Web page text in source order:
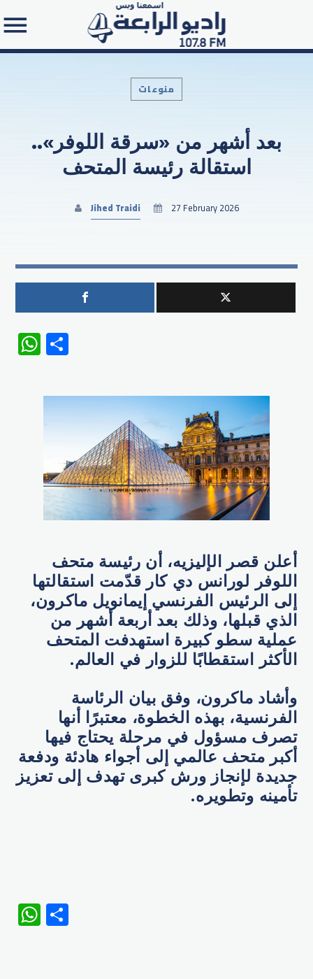
Search in the website:
منوعات
بعد أشهر من «سرقة اللوفر»..
استقالة رئيسة المتحف
Jihed Traidi 27 February 2026
WhatsApp
أعلن قصر الإليزيه، أن رئيسة متحف
اللوفر لورانس دي كار قدّمت استقالتها
إلى الرئيس الفرنسي إيمانويل ماكرون،
الذي قبلها، وذلك بعد أربعة أشهر من
عملية سطو كبيرة استهدفت المتحف
الأكثر استقطابًا للزوار في العالم.
وأشاد ماكرون، وفق بيان الرئاسة
الفرنسية، بهذه الخطوة، معتبرًا أنها
تصرف مسؤول في مرحلة يحتاج فيها
أكبر متحف عالمي إلى أجواء هادئة ودفعة
جديدة لإنجاز ورش كبرى تهدف إلى تعزيز
تأمينه وتطويره.
WhatsApp